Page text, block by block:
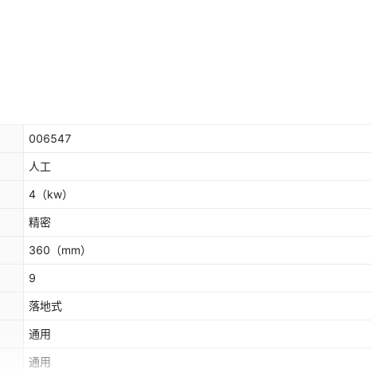
006547
人工
4 （kw）
精密
360 （mm）
9
落地式
通用
通用